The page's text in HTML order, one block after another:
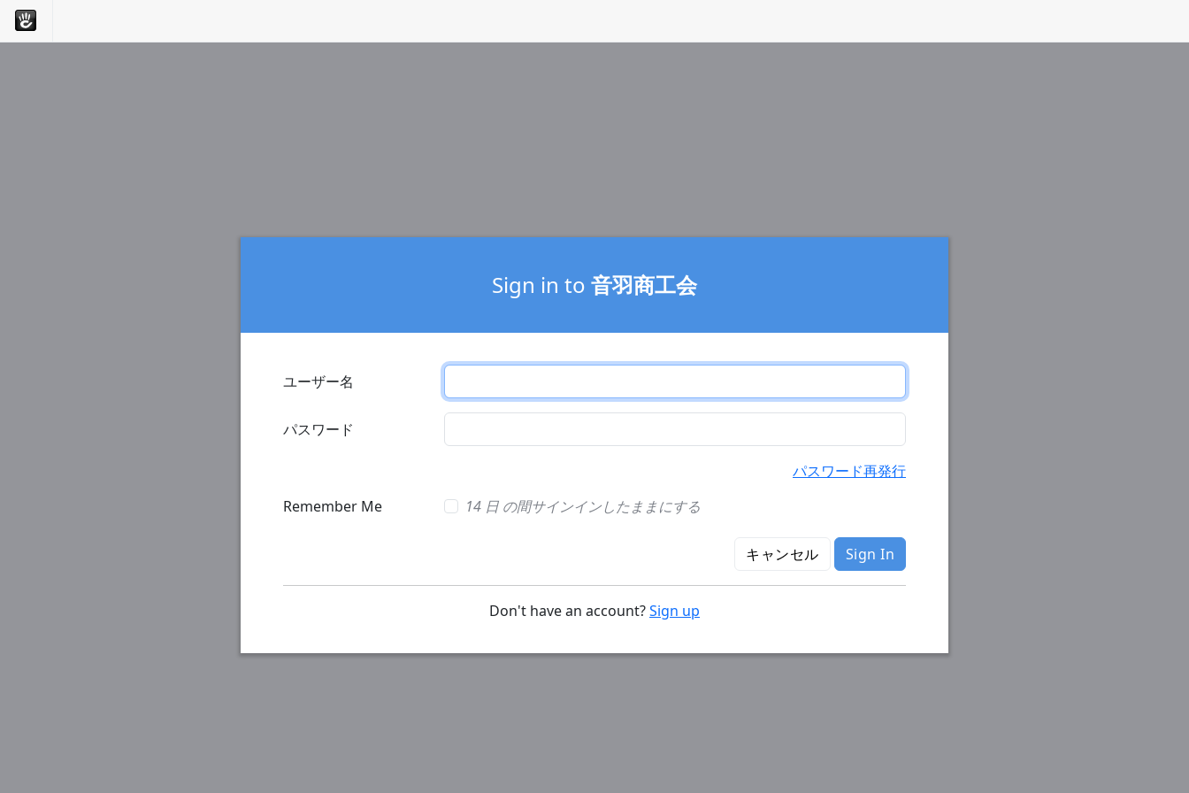
Sign in to 音羽商工会
ユーザー名
パスワード
パスワード再発行
Remember Me
14 日 の間サインインしたままにする
キャンセル Sign In
Don't have an account?Sign up